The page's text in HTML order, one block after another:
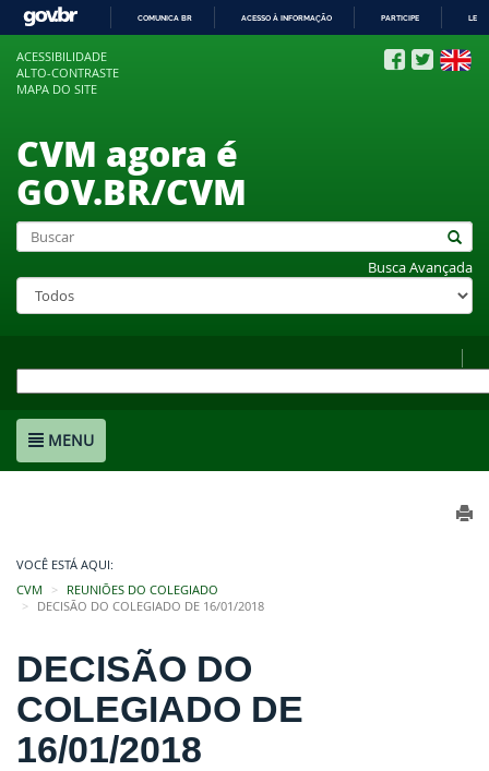
COMUNICA BR ACESSO À INFORMAÇÃO PARTICIPE
ACESSIBILIDADE
ALTO-CONTRASTE
MAPA DO SITE
CVM agora é
GOV.BR/CVM
Busca Avançada
MENU
VOCÊ ESTÁ AQUI:
CVM
REUNIÕES DO COLEGIADO
DECISÃO DO COLEGIADO DE 16/01/2018
DECISÃO DO
COLEGIADO DE
16/01/2018